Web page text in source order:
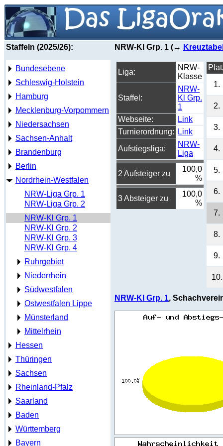
Staffeln (2025/26):
Bundesebene
Schleswig-Holstein
Hamburg
Mecklenburg-Vorpommern
Niedersachsen
Sachsen-Anhalt
Brandenburg
Berlin
Nordrhein-Westfalen
NRW-Liga Grp. 1
NRW-Liga Grp. 2
NRW-Kl Grp. 1
NRW-Kl Grp. 2
NRW-Kl Grp. 3
NRW-Kl Grp. 4
Ruhrgebiet
Niederrhein
Südwestfalen
Ostwestfalen Lippe
Münsterland
Mittelrhein
Hessen
Thüringen
Sachsen
Rheinland-Pfalz
Saarland
Baden
Württemberg
Bayern
NRW-Kl Grp. 1 (→
Liga:
NRW-
Klasse
Staffel:
NRW-
Kl Grp.
1
Webseite:
Link
Turnierordnung:
Link
Aufstiegsliga:
NRW-
Liga
2 Aufsteiger zu
100,0
%
3 Absteiger zu
100,0
%
1.
2.
3.
4.
5.
6.
7.
8.
9.
10.
NRW-Kl Grp. 1,